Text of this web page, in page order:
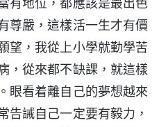
尊嚴，這樣活一生才有價
望，我從上小學就勤學苦
，從來都不缺課，就這樣
眼看着離自己的夢想越來
告誡自己一定要有毅力，